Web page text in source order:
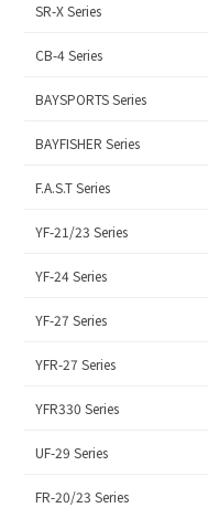
SR-X Series
CB-4 Series
BAYSPORTS Series
BAYFISHER Series
F.A.S.T Series
YF-21/23 Series
YF-24 Series
YF-27 Series
YFR-27 Series
YFR330 Series
UF-29 Series
FR-20/23 Series